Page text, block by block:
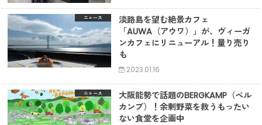
ニュース
淡路島を望む絶景カフェ
「AUWA（アウワ）」が、ヴィーガ
ンカフェにリニューアル！量り売り
も
2023.01.16
ニュース
大阪能勢で話題のBERGKAMP（ベル
カンプ）！余剰野菜を救うもったい
ない食堂を企画中